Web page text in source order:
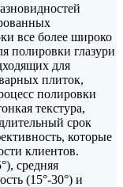
все более широко
полировки глазури
для
плиток,
полировки
текстура,
срок
которые
клиентов.
средняя
(15°-30°) и